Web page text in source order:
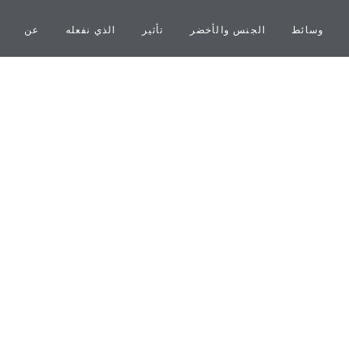
عن الذي نفعله تأثير الجنس والأخضر وسائط